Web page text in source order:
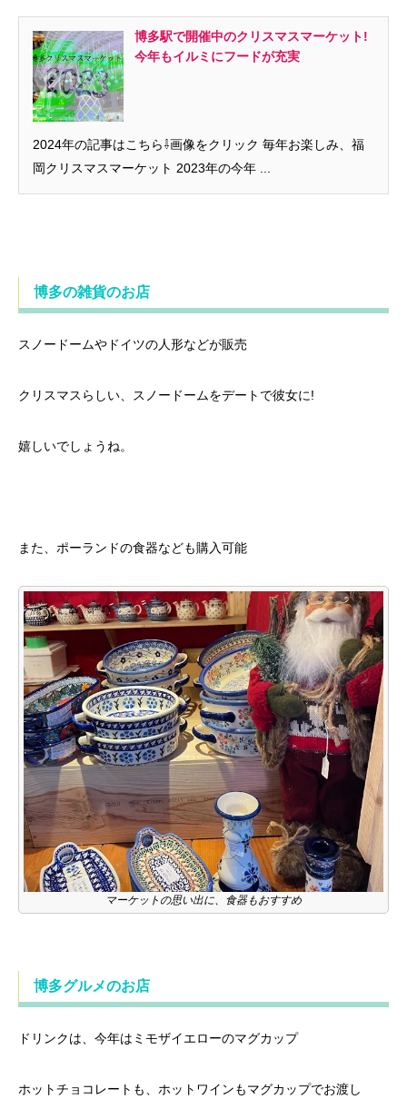
博多駅で開催中のクリスマスマーケット!
今年もイルミにフードが充実
2024年の記事はこちら⇩画像をクリック 毎年お楽しみ、福
岡クリスマスマーケット 2023年の今年 ...
博多の雑貨のお店
スノードームやドイツの人形などが販売
クリスマスらしい、スノードームをデートで彼女に!
嬉しいでしょうね。
また、ポーランドの食器なども購入可能
マーケットの思い出に、食器もおすすめ
博多グルメのお店
ドリンクは、今年はミモザイエローのマグカップ
ホットチョコレートも、ホットワインもマグカップでお渡し